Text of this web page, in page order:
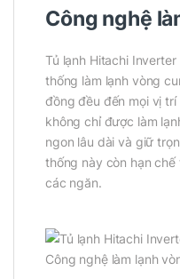
Công nghệ
Tủ lạnh Hitachi
thống làm lạnh vòng
đồng đều đến mọi vị
không chỉ được làm
ngon lâu dài và giữ
thống này còn hạn
các ngăn.